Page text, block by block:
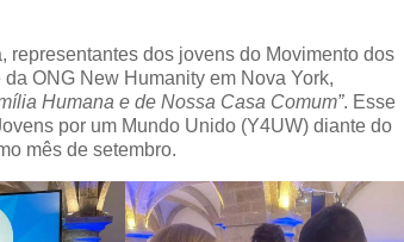
representantes dos jovens do Movimento dos
ONG New Humanity em Nova York,
Humana e de Nossa Casa Comum”. Esse
por um Mundo Unido (Y4UW) diante do
mês de setembro.